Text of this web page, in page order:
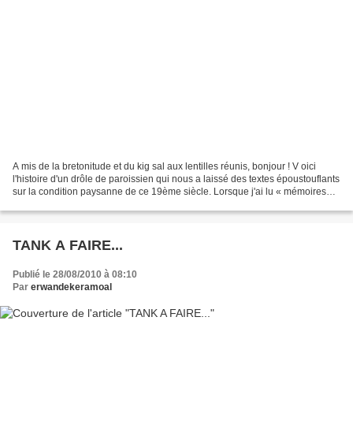
A mis de la bretonitude et du kig sal aux lentilles réunis, bonjour ! V oici
l'histoire d'un drôle de paroissien qui nous a laissé des textes époustouflants
sur la condition paysanne de ce 19ème siècle. Lorsque j'ai lu « mémoires
TANK A FAIRE...
Publié le 28/08/2010 à 08:10
Par erwandekeramoal